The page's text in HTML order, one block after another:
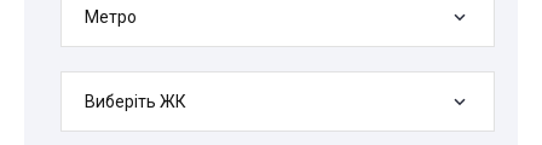
Метро
Виберіть ЖК